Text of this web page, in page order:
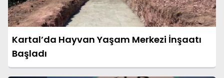
Kartal’da Hayvan Yaşam Merkezi İnşaatı
Başladı